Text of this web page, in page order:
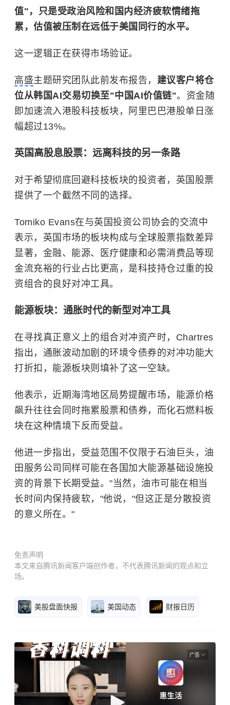
值"，只是受政治风险和国内经济疲软情绪拖
累，估值被压制在远低于美国同行的水平。
这一逻辑正在获得市场验证。
高盛主题研究团队此前发布报告， 建议客户将仓
位从韩国AI交易切换至"中国AI价值链"。资金随
即加速流入港股科技板块，阿里巴巴港股单日涨
幅超过13%。
英国高股息股票：远离科技的另一条路
对于希望彻底回避科技板块的投资者，英国股票
提供了一个截然不同的选择。
Tomiko Evans在与英国投资公司协会的交流中
表示，英国市场的板块构成与全球股票指数差异
显著，金融、能源、医疗健康和必需消费品等现
金流充裕的行业占比更高，是科技持仓过重的投
资组合的良好对冲工具。
能源板块：通胀时代的新型对冲工具
在寻找真正意义上的组合对冲资产时，Chartres
指出，通胀波动加剧的环境令债券的对冲功能大
打折扣，能源板块则填补了这一空缺。
他表示，近期海湾地区局势提醒市场，能源价格
飙升往往会同时拖累股票和债券，而化石燃料板
块在这种情境下反而受益。
他进一步指出，受益范围不仅限于石油巨头，油
田服务公司同样可能在各国加大能源基础设施投
资的背景下长期受益。"当然，油市可能在相当
长时间内保持疲软，"他说，"但这正是分散投资
的意义所在。"
免责声明
本文来自腾讯新闻客户端创作者，不代表腾讯新闻的观点和立
场。
美股盘面快报 美国动态 财报日历
广告